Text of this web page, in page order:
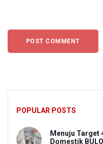
POPULAR POSTS
Menuju Target
Domestik